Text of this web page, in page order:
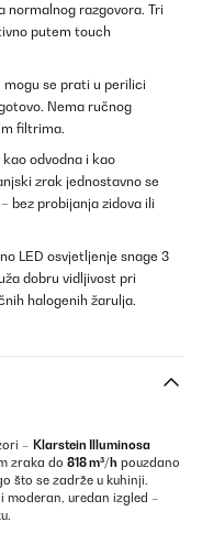
normalnog razgovora. Tri
putem touch
se prati u perilici
Nema ručnog
filtrima.
odvodna i kao
zrak jednostavno se
bez probijanja zidova ili
LED osvjetljenje snage 3
dobru vidljivost pri
halogenih žarulja.
– Klarstein Illuminosa
zraka do 818 m³/h pouzdano
što se zadrže u kuhinji.
moderan, uredan izgled –